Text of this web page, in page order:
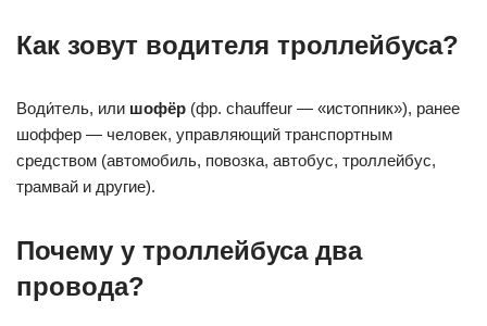
Как зовут водителя троллейбуса?
Води́тель, или шофёр (фр. chauffeur — «истопник»), ранее
шоффер — человек, управляющий транспортным
средством (автомобиль, повозка, автобус, троллейбус,
трамвай и другие).
Почему у троллейбуса два
провода?